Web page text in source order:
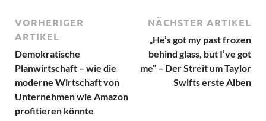
VORHERIGER
ARTIKEL
Demokratische
Planwirtschaft – wie die
moderne Wirtschaft von
Unternehmen wie Amazon
profitieren könnte
NÄCHSTER ARTIKEL
„He’s got my past frozen
behind glass, but I’ve got
me“ – Der Streit um Taylor
Swifts erste Alben